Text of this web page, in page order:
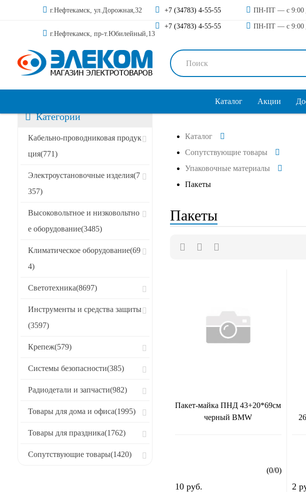
г.Нефтекамск, ул.Дорожная,32
г.Нефтекамск, пр-т.Юбилейный,13
+7 (34783) 4-55-55
+7 (34783) 4-55-55
ПН-ПТ — с 9:00
ПН-ПТ — с 9:00
Каталог Акции
Категории
Кабельно-проводниковая продук
ция(771)
Электроустановочные изделия(7
357)
Высоковольтное и низковольтно
е оборудование(3485)
Климатическое оборудование(69
4)
Светотехника(8697)
Инструменты и средства защиты
(3597)
Крепеж(579)
Системы безопасности(385)
Радиодетали и запчасти(982)
Товары для дома и офиса(1995)
Товары для праздника(1762)
Сопутствующие товары(1420)
Сортировать по:
Специальные предложения
Акции
Новинки
Каталог
Сопутствующие товары
Упаковочные материалы
Пакеты
Пакеты
Пакет-майка ПНД 43+20*69см
черный BMW
(0/0)
10 руб. 2